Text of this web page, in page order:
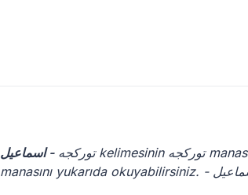
توركجه - توركجه sözlüğünde توركجه- اسماعیل